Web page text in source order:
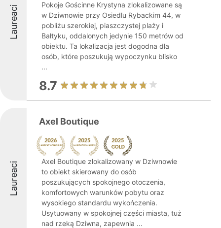
Laureaci
Pokoje Gościnne Krystyna zlokalizowane są
w Dziwnowie przy Osiedlu Rybackim 44, w
pobliżu szerokiej, piaszczystej plaży i
Bałtyku, oddalonych jedynie 150 metrów od
obiektu. Ta lokalizacja jest dogodna dla
osób, które poszukują wypoczynku blisko
...
8.7
Laureaci
Axel Boutique
Axel Boutique zlokalizowany w Dziwnowie
to obiekt skierowany do osób
poszukujących spokojnego otoczenia,
komfortowych warunków pobytu oraz
wysokiego standardu wykończenia.
Usytuowany w spokojnej części miasta, tuż
nad rzeką Dziwna, zapewnia ...